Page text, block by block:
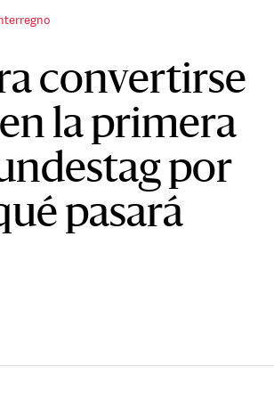
convertirse
la primera
por
pasará